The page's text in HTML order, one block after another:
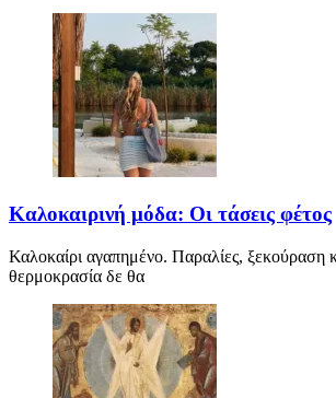
Καλοκαιρινή μόδα: Οι τάσεις φέτος
Καλοκαίρι αγαπημένο. Παραλίες,
θερμοκρασία δε θα